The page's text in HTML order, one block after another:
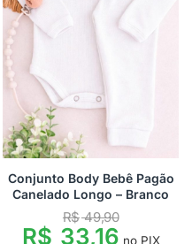
Conjunto Body Bebê Pagão
Canelado Longo – Branco
R$49,90
R$ 33,16 no PIX